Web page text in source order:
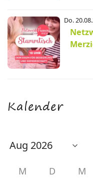
Do.
Kalender
M D M